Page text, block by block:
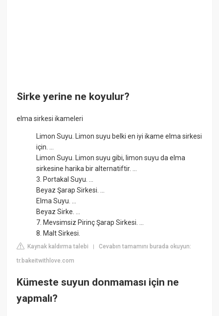
Sirke yerine ne koyulur?
elma sirkesi ikameleri
Limon Suyu. Limon suyu belki en iyi ikame elma sirkesi
için. ...
Limon Suyu. Limon suyu gibi, limon suyu da elma
sirkesine harika bir alternatiftir. ...
3. Portakal Suyu. ...
Beyaz Şarap Sirkesi. ...
Elma Suyu. ...
Beyaz Sirke. ...
7. Mevsimsiz Pirinç Şarap Sirkesi. ...
8. Malt Sirkesi.
Kaynak kaldırma talebi |Cevabın tamamını burada okuyun:
tr.bakeitwithlove.com
Kümeste suyun donmaması için ne
yapmalı?